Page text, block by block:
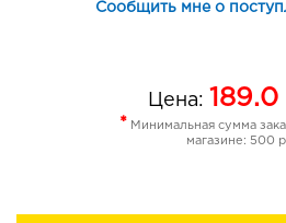
Сообщить мне о
Цена: 189.0
* Минимальная сумма
магазине: 500